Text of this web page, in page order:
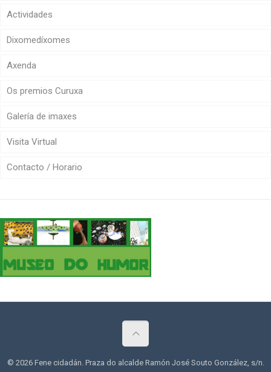
Actividades
Dixomedíxomes
Axenda
Os premios Curuxa
Galería de imaxes
Visita Virtual
Contacto / Horario
© 2026 Fene cidadán. Praza do alcalde Ramón José Souto González, s/n.